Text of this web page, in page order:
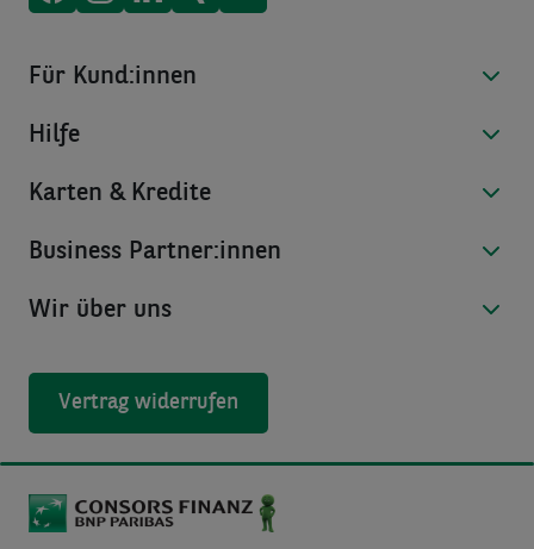
Für Kund:innen
Hilfe
Karten & Kredite
Business Partner:innen
Wir über uns
Vertrag widerrufen